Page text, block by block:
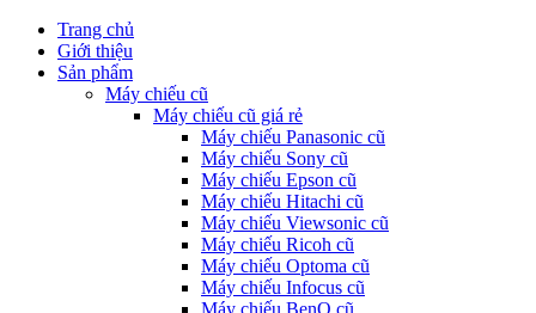
Trang chủ
Giới thiệu
Sản phẩm
Máy chiếu cũ
Máy chiếu cũ giá rẻ
Máy chiếu Panasonic cũ
Máy chiếu Sony cũ
Máy chiếu Epson cũ
Máy chiếu Hitachi cũ
Máy chiếu Viewsonic cũ
Máy chiếu Ricoh cũ
Máy chiếu Optoma cũ
Máy chiếu Infocus cũ
Máy chiếu BenQ cũ